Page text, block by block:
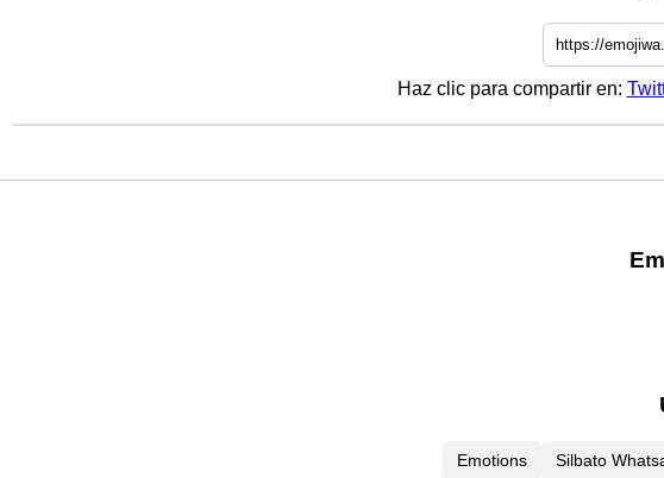
Haz clic para compartir en:
Emotions Silbato